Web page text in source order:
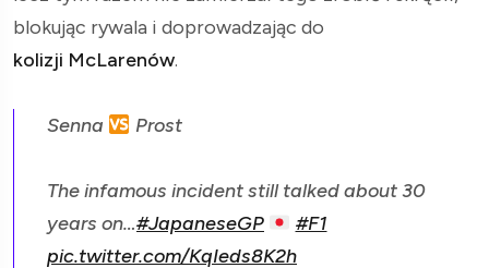
blokując rywala i doprowadzając do
kolizji McLarenów.
Senna Prost
The infamous incident still talked about 30
years on…#JapaneseGP
#F1
pic.twitter.com/KqIeds8K2h